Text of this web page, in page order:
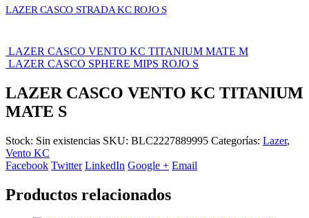
LAZER CASCO STRADA KC ROJO S
LAZER CASCO VENTO KC TITANIUM MATE M
LAZER CASCO SPHERE MIPS ROJO S
LAZER CASCO VENTO KC TITANIUM
MATE S
Stock: Sin existencias SKU: BLC2227889995 Categorías: Lazer,
Vento KC
Facebook Twitter LinkedIn Google + Email
Productos relacionados